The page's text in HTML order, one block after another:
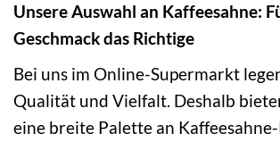
Unsere Auswahl an Kaffeesahne:
Geschmack das Richtige
Bei uns im Online-Supermarkt
Qualität und Vielfalt. Deshalb
eine breite Palette an